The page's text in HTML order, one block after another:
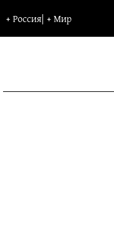
+Россия| +Мир